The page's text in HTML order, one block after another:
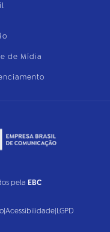
de Mídia
pela EBC
|Acessibilidade|LGPD